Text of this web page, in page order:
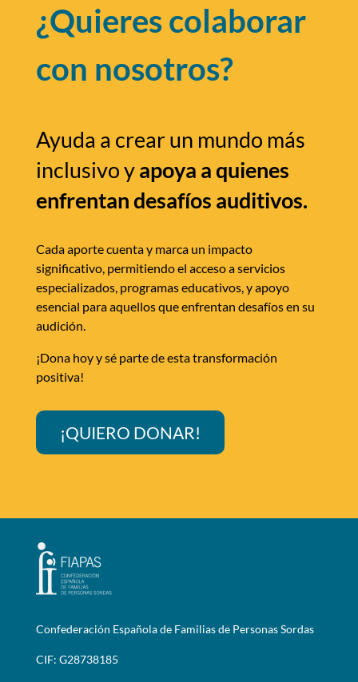
¿Quieres colaborar
con nosotros?
Ayuda a crear un mundo más
inclusivo yapoya a quienes
enfrentan desafíos auditivos.
Cada aporte cuenta y marca un impacto
significativo, permitiendo el acceso a servicios
especializados, programas educativos, y apoyo
esencial para aquellos que enfrentan desafíos en su
audición.
¡Dona hoy y sé parte de esta transformación
positiva!
¡QUIERO DONAR!
Confederación Española de Familias de Personas Sordas
CIF: G28738185